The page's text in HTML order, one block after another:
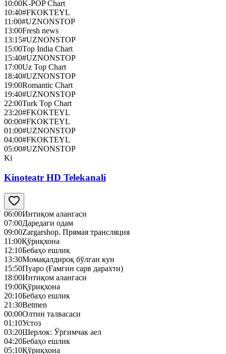
10:00K-POP Chart
10:40#FKOKTEYL
11:00#UZNONSTOP
13:00Fresh news
13:15#UZNONSTOP
15:00Top India Chart
15:40#UZNONSTOP
17:00Uz Top Chart
18:40#UZNONSTOP
19:00Romantic Chart
19:40#UZNONSTOP
22:00Turk Top Chart
23:20#FKOKTEYL
00:00#FKOKTEYL
01:00#UZNONSTOP
04:00#FKOKTEYL
05:00#UZNONSTOP
Ki
Kinoteatr HD Telekanali
06:00Интиқом алангаси
07:00Даредаги одам
09:00Zargarshop. Прямая трансляция
11:00Қўриқхона
12:10Бебаҳо ешлик
13:30Момақалдироқ бўлган кун
15:50Пуаро (Ғамгин сарв дарахти)
18:00Интиқом алангаси
19:00Қўриқхона
20:10Бебаҳо ешлик
21:30Betmen
00:00Олтин талвасаси
01:10Устоз
03:20Шерлок: Ўргимчак аел
04:20Бебаҳо ешлик
05:10Қўриқхона